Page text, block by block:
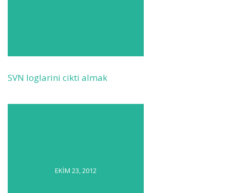
SVN loglarini cikti almak
EKIM 23, 2012